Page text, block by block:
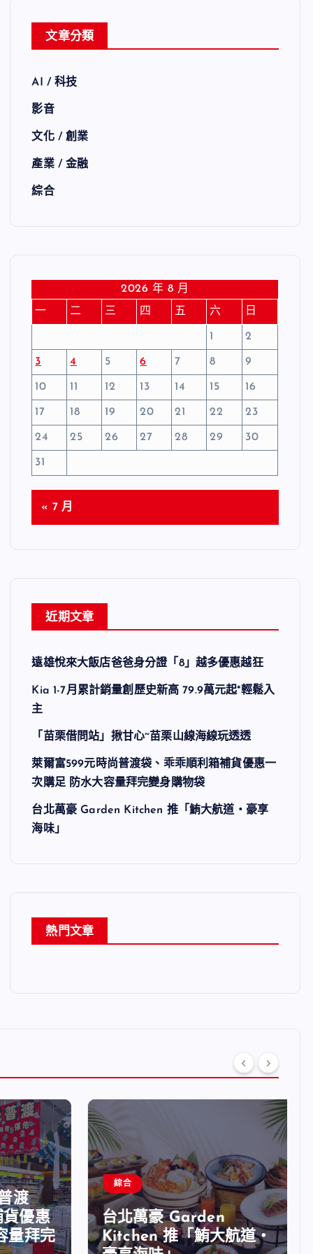
文章分類
AI / 科技
影音
文化 / 創業
產業 / 金融
綜合
2026 年 8 月
一
二 三 四 五 六 日
1 2
3 4 5 6 7 8 9
10 11 12 13 14 15 16
17 18 19 20 21 22 23
24 25 26 27 28 29 30
31
« 7 月
近期文章
遠雄悅來大飯店爸爸身分證「8」越多優惠越狂
Kia 1-7月累計銷量創歷史新高 79.9萬元起*輕鬆入
主
「苗栗借問站」揪甘心~苗栗山線海線玩透透
萊爾富599元時尚普渡袋、乖乖順利箱補貨優惠一
次購足 防水大容量拜完變身購物袋
台北萬豪 Garden Kitchen 推「鮪大航道・豪享
海味」
熱門文章
優惠
拜完
綜合
台北萬豪 Garden
Kitchen 推「鮪大航道・